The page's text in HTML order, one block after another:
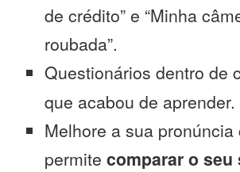
de crédito” e “Minha
roubada”.
Questionários dentro de
que acabou de aprender.
Melhore a sua
permite comparar o seu